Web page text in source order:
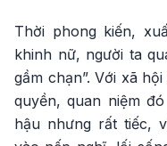
Thời phong kiến,
khinh nữ, người ta
gầm chạn”. Với xã
quyền, quan niệm
hậu nhưng rất tiếc,